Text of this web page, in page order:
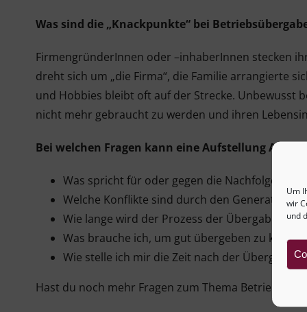
Um
wir
und
Was sind die „Knackpunkte“ bei
FirmengründerInnen oder –inhaberInnen stecken
dreht sich um „die Firma“, die Familie arrangierte
und Hobbies bleibt oft auf der Strecke. Unbewusst
nicht mehr gebraucht zu werden und ihren
Bei welchen Fragen kann eine Aufstellung
Was spricht für oder gegen die Nachfolge bzw.
Welche Konflikte sind durch den
Wie lange wird der Prozess der Übergabe
Was brauche ich, um gut übergeben zu
Wie stelle ich mir die Zeit nach der Übergabe
Hast du noch mehr Fragen zum Thema